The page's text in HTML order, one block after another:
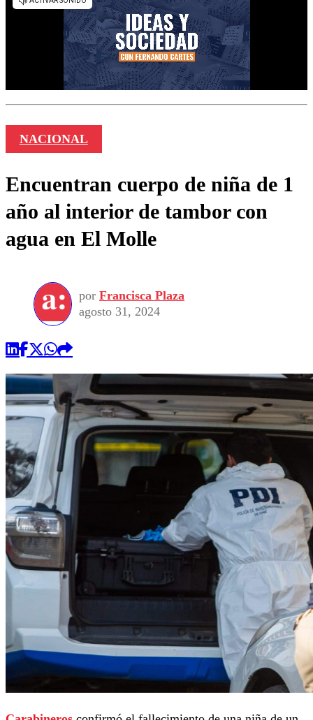
NACIONAL
Encuentran cuerpo de niña de 1
año al interior de tambor con
agua en El Molle
por Francisca Plaza
agosto 31, 2024